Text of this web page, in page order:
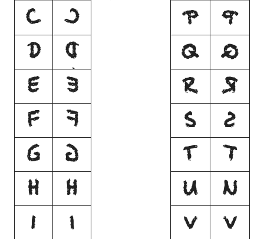
C
C
D
D
E
E
F
F
G
G
H
H
I
I
P
P
Q
Q
R
R
S
S
T
T
U
U
V
V